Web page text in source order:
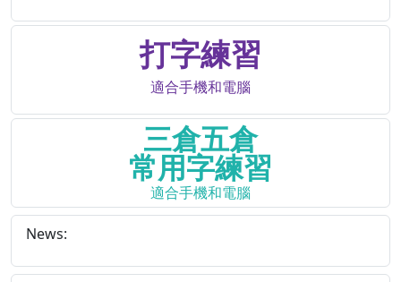
打字練習
適合手機和電腦
三倉五倉
常用字練習
適合手機和電腦
News: